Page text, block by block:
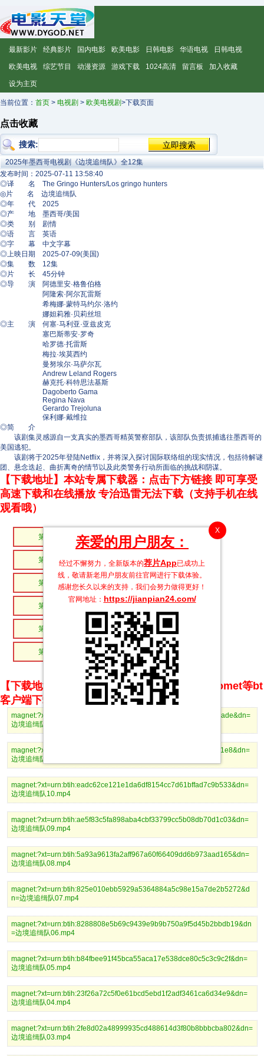
最新影片 经典影片 国内电影 欧美电影 日韩电影 华语电视 日韩电视
欧美电视 综艺节目 动漫资源 游戏下载 1024高清 留言板 加入收藏
设为主页
当前位置： 首页 > 电视剧 > 欧美电视剧>下载页面
点击收藏
搜索:
X
亲爱的用户朋友：
经过不懈努力，全新版本的荐片App已成功上
线，敬请新老用户朋友前往官网进行下载体验。
感谢您长久以来的支持，我们会努力做得更好！
官网地址： https://jianpian24.com/
2025年墨西哥电视剧《边境追缉队》全12集
发布时间：2025-07-11 13:58:40
◎译 名 The Gringo Hunters/Los gringo hunters
◎片 名 边境追缉队
◎年 代 2025
◎产 地 墨西哥/美国
◎类 别 剧情
◎语 言 英语
◎字 幕 中文字幕
◎上映日期 2025-07-09(美国)
◎集 数 12集
◎片 长 45分钟
◎导 演 阿德里安·格鲁伯格
阿隆索·阿尔瓦雷斯
希梅娜·蒙特马约尔·洛约
娜妲莉雅·贝莉丝坦
◎主 演 何塞·马利亚·亚兹皮克
塞巴斯蒂安·罗奇
哈罗德·托雷斯
梅拉·埃莫西约
曼努埃尔·马萨尔瓦
Andrew Leland Rogers
赫克托·科特思法基斯
Dagoberto Gama
Regina Nava
Gerardo Trejoluna
保利娜·戴维拉
◎简 介
该剧集灵感源自一支真实的墨西哥精英警察部队，该部队负责抓捕逃往墨西哥的
美国逃犯。
该剧将于2025年登陆Netflix，并将深入探讨国际联络组的现实情况，包括待解谜
团、悬念迭起、曲折离奇的情节以及此类警务行动所面临的挑战和阴谋。
【下载地址】本站专属下载器：点击下方链接 即可享受
高速下载和在线播放 专治迅雷无法下载（支持手机在线
观看哦）
第12集 第11集
第10集 第09集
第08集 第07集
第06集 第05集
第04集 第03集
第02集 第01集
【下载地址】magnet推荐使用utorrent、BitComet等bt
客户端下载
magnet:?xt=urn:btih:36204af00863a66fb6348feb244cb023eb37cade&dn=
边境追缉队12.mp4
magnet:?xt=urn:btih:fc1f50a836f00946db34b365c66976364cd8e1e8&dn=
边境追缉队11.mp4
magnet:?xt=urn:btih:eadc62ce121e1da6df8154cc7d61bffad7c9b533&dn=
边境追缉队10.mp4
magnet:?xt=urn:btih:ae5f83c5fa898aba4cbf33799cc5b08db70d1c03&dn=
边境追缉队09.mp4
magnet:?xt=urn:btih:5a93a9613fa2aff967a60f66409dd6b973aad165&dn=
边境追缉队08.mp4
magnet:?xt=urn:btih:825e010ebb5929a5364884a5c98e15a7de2b5272&d
n=边境追缉队07.mp4
magnet:?xt=urn:btih:8288808e5b69c9439e9b9b750a9f5d45b2bbdb19&dn
=边境追缉队06.mp4
magnet:?xt=urn:btih:b84fbee91f45bca55aca17e538dce80c5c3c9c2f&dn=
边境追缉队05.mp4
magnet:?xt=urn:btih:23f26a72c5f0e61bcd5ebd1f2adf3461ca6d34e9&dn=
边境追缉队04.mp4
magnet:?xt=urn:btih:2fe8d02a48999935cd488614d3f80b8bbbcba802&dn=
边境追缉队03.mp4